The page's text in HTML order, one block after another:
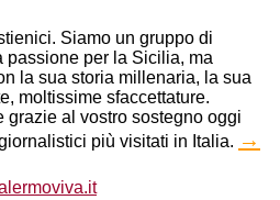
Siamo un gruppo di
passione per la Sicilia, ma
la sua storia millenaria, la sua
moltissime sfaccettature.
grazie al vostro sostegno oggi
più visitati in Italia. →